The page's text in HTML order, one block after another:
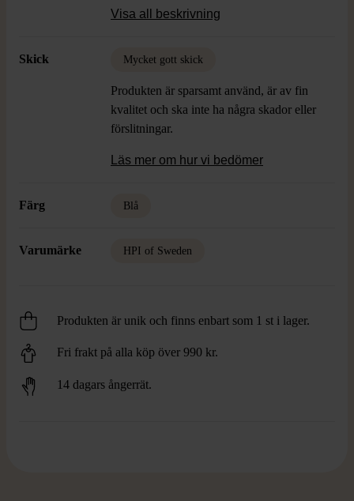
dagar och som ett statement-plagg med
Visa all beskrivning
Skick Mycket gott skick
Produkten är sparsamt använd, är av fin
kvalitet och ska inte ha några skador eller
förslitningar.
Läs mer om hur vi bedömer
Färg Blå
Varumärke HPI of Sweden
Produkten är unik och finns enbart som 1 st i lager.
Fri frakt på alla köp över 990 kr.
14 dagars ångerrät.